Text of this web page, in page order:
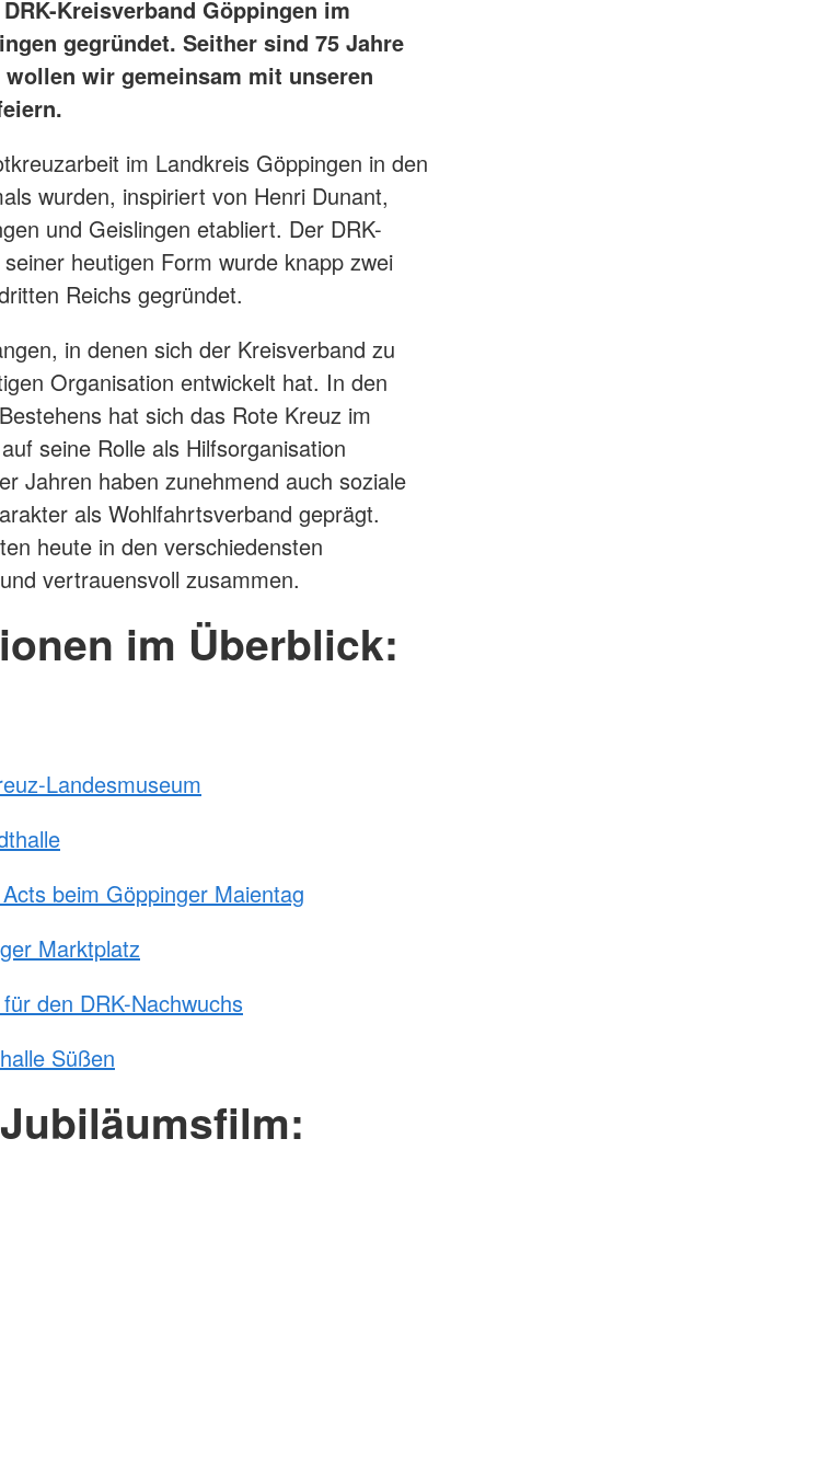
Kreisverband Göppingen im
gegründet. Seither sind 75 Jahre
wir gemeinsam mit unseren
im Landkreis Göppingen in den
wurden, inspiriert von Henri Dunant,
und Geislingen etabliert. Der DRK-
heutigen Form wurde knapp zwei
Reichs gegründet.
in denen sich der Kreisverband zu
Organisation entwickelt hat. In den
hat sich das Rote Kreuz im
seine Rolle als Hilfsorganisation
Jahren haben zunehmend auch soziale
als Wohlfahrtsverband geprägt.
heute in den verschiedensten
vertrauensvoll zusammen.
im Überblick:
Landesmuseum
beim Göppinger Maientag
Marktplatz
den DRK-Nachwuchs
Süßen